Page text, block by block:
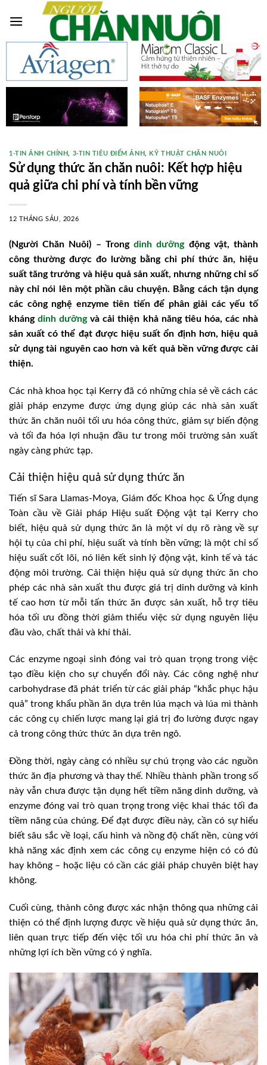
1-TIN ẢNH CHÍNH 3-TIN TIÊU ĐIỂM ẢNH KỸ THUẬT CHĂN NUÔI
Sử dụng thức ăn chăn nuôi: Kết hợp hiệu
quả giữa chi phí và tính bền vững
12 THÁNG SÁU, 2026
(Người Chăn Nuôi) – Trongdinh dưỡngđộng vật, thành
công thường được đo lường bằng chi phí thức ăn, hiệu
suất tăng trưởng và hiệu quả sản xuất, nhưng những chỉ số
này chỉ nói lên một phần câu chuyện. Bằng cách tận dụng
các công nghệ enzyme tiên tiến để phân giải các yếu tố
khángdinh dưỡngvà cải thiện khả năng tiêu hóa, các nhà
sản xuất có thể đạt được hiệu suất ổn định hơn, hiệu quả
sử dụng tài nguyên cao hơn và kết quả bền vững được cải
thiện.
Các nhà khoa học tại Kerry đã có những chia sẻ về cách các
giải pháp enzyme được ứng dụng giúp các nhà sản xuất
thức ăn chăn nuôi tối ưu hóa công thức, giảm sự biến động
và tối đa hóa lợi nhuận đầu tư trong môi trường sản xuất
ngày càng phức tạp.
Cải thiện hiệu quả sử dụng thức ăn
Tiến sĩ Sara Llamas-Moya, Giám đốc Khoa học & Ứng dụng
Toàn cầu về Giải pháp Hiệu suất Động vật tại Kerry cho
biết, hiệu quả sử dụng thức ăn là một ví dụ rõ ràng về sự
hội tụ của chi phí, hiệu suất và tính bền vững; là một chỉ số
hiệu suất cốt lõi, nó liên kết sinh lý động vật, kinh tế và tác
động môi trường. Cải thiện hiệu quả sử dụng thức ăn cho
phép các nhà sản xuất thu được giá trị dinh dưỡng và kinh
tế cao hơn từ mỗi tấn thức ăn được sản xuất, hỗ trợ tiêu
hóa tối ưu đồng thời giảm thiểu việc sử dụng nguyên liệu
đầu vào, chất thải và khí thải.
Các enzyme ngoại sinh đóng vai trò quan trọng trong việc
tạo điều kiện cho sự chuyển đổi này. Các công nghệ như
carbohydrase đã phát triển từ các giải pháp “khắc phục hậu
quả” trong khẩu phần ăn dựa trên lúa mạch và lúa mì thành
các công cụ chiến lược mang lại giá trị đo lường được ngay
cả trong công thức thức ăn dựa trên ngô.
Đồng thời, ngày càng có nhiều sự chú trọng vào các nguồn
thức ăn địa phương và thay thế. Nhiều thành phần trong số
này vẫn chưa được tận dụng hết tiềm năng dinh dưỡng, và
enzyme đóng vai trò quan trọng trong việc khai thác tối đa
tiềm năng của chúng. Để đạt được điều này, cần có sự hiểu
biết sâu sắc về loại, cấu hình và nồng độ chất nền, cùng với
khả năng xác định xem các công cụ enzyme hiện có có đủ
hay không – hoặc liệu có cần các giải pháp chuyên biệt hay
không.
Cuối cùng, thành công được xác nhận thông qua những cải
thiện có thể định lượng được về hiệu quả sử dụng thức ăn,
liên quan trực tiếp đến việc tối ưu hóa chi phí thức ăn và
những lợi ích bền vững có ý nghĩa.